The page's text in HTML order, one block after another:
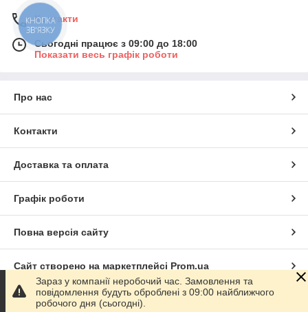
Контакти
Сьогодні працює з 09:00 до 18:00
Показати весь графік роботи
Про нас
Контакти
Доставка та оплата
Графік роботи
Повна версія сайту
Сайт створено на маркетплейсі Prom.ua
Політика конфіденційності
Зараз у компанії неробочий час. Замовлення та
повідомлення будуть оброблені з 09:00 найближчого
робочого дня (сьогодні).
КНОПКА
ЗВ'ЯЗКУ